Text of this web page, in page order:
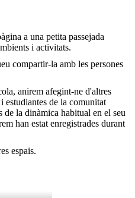
a una petita passejada
i activitats.
compartir-la amb les persones
anirem afegint-ne d'altres
estudiantes de la comunitat
de la dinàmica habitual en el seu
han estat enregistrades durant
espais.